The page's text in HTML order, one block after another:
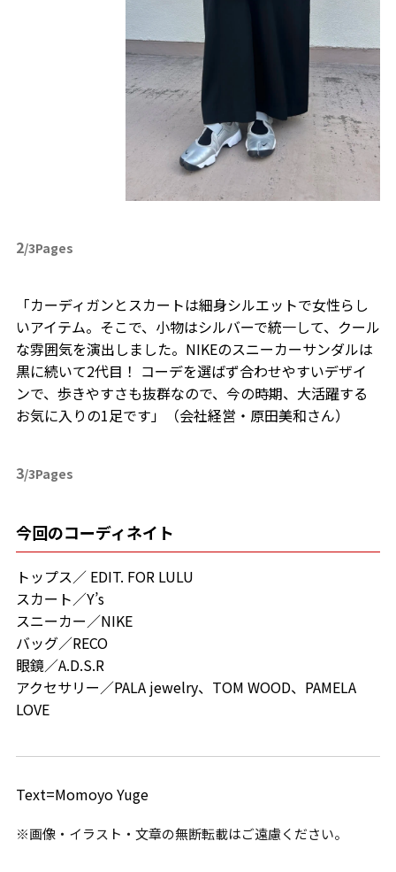
2/3Pages
「カーディガンとスカートは細身シルエットで女性らし
いアイテム。そこで、小物はシルバーで統一して、クール
な雰囲気を演出しました。NIKEのスニーカーサンダルは
黒に続いて2代目！ コーデを選ばず合わせやすいデザイ
ンで、歩きやすさも抜群なので、今の時期、大活躍する
お気に入りの1足です」（会社経営・原田美和さん）
3/3Pages
今回のコーディネイト
トップス／ EDIT. FOR LULU
スカート／Y’s
スニーカー／NIKE
バッグ／RECO
眼鏡／A.D.S.R
アクセサリー／PALA jewelry、TOM WOOD、PAMELA
LOVE
Text=Momoyo Yuge
※画像・イラスト・文章の無断転載はご遠慮ください。